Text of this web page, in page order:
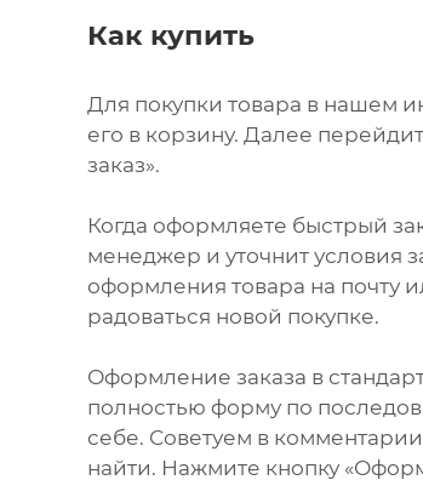
Как купить
Для покупки товара в нашем
его в корзину. Далее
заказ».
Когда оформляете быстрый
менеджер и уточнит условия
оформления товара на почту
радоваться новой покупке.
Оформление заказа в
полностью форму по
себе. Советуем в
найти. Нажмите кнопку